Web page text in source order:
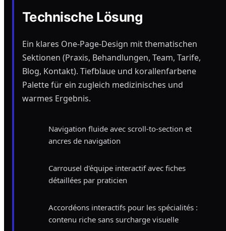
Technische Lösung
Ein klares One-Page-Design mit thematischen
Sektionen (Praxis, Behandlungen, Team, Tarife,
Blog, Kontakt). Tiefblaue und korallenfarbene
Palette für ein zugleich medizinisches und
warmes Ergebnis.
Navigation fluide avec scroll-to-section et
ancres de navigation
Carrousel d'équipe interactif avec fiches
détaillées par praticien
Accordéons interactifs pour les spécialités :
contenu riche sans surcharge visuelle